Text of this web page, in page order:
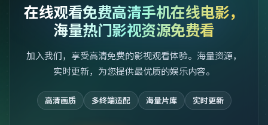
在线观看免费高清手机在线电影，
海量热门影视资源免费看
加入我们，享受高清免费的影视观看体验。海量资源，
实时更新，为您提供最优质的娱乐内容。
高清画质 多终端适配 海量片库 实时更新